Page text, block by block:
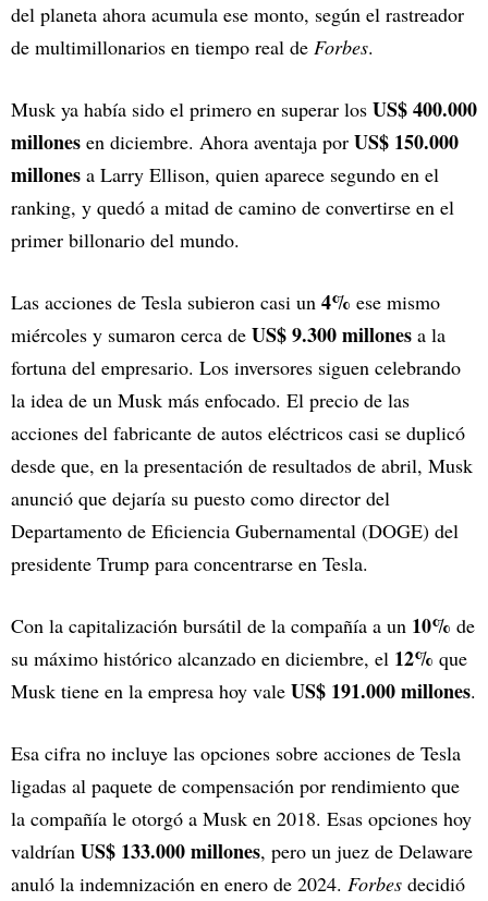
del planeta ahora acumula ese monto, según el rastreador
de multimillonarios en tiempo real de Forbes.
Musk ya había sido el primero en superar los US$ 400.000
millones en diciembre. Ahora aventaja por US$ 150.000
millones a Larry Ellison, quien aparece segundo en el
ranking, y quedó a mitad de camino de convertirse en el
primer billonario del mundo.
Las acciones de Tesla subieron casi un 4% ese mismo
miércoles y sumaron cerca de US$ 9.300 millones a la
fortuna del empresario. Los inversores siguen celebrando
la idea de un Musk más enfocado. El precio de las
acciones del fabricante de autos eléctricos casi se duplicó
desde que, en la presentación de resultados de abril, Musk
anunció que dejaría su puesto como director del
Departamento de Eficiencia Gubernamental (DOGE) del
presidente Trump para concentrarse en Tesla.
Con la capitalización bursátil de la compañía a un 10% de
su máximo histórico alcanzado en diciembre, el 12% que
Musk tiene en la empresa hoy vale US$ 191.000 millones.
Esa cifra no incluye las opciones sobre acciones de Tesla
ligadas al paquete de compensación por rendimiento que
la compañía le otorgó a Musk en 2018. Esas opciones hoy
valdrían US$ 133.000 millones, pero un juez de Delaware
anuló la indemnización en enero de 2024. Forbes decidió